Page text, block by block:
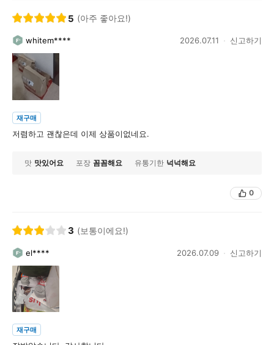
5 (아주 좋아요!)
whitem**** 2026.07.11 신고하기
재구매
저렴하고 괜찮은데 이제 상품이없네요.
맛 맛있어요 포장 꼼꼼해요 유통기한 넉넉해요
0
3 (보통이에요!)
el**** 2026.07.09 신고하기
재구매